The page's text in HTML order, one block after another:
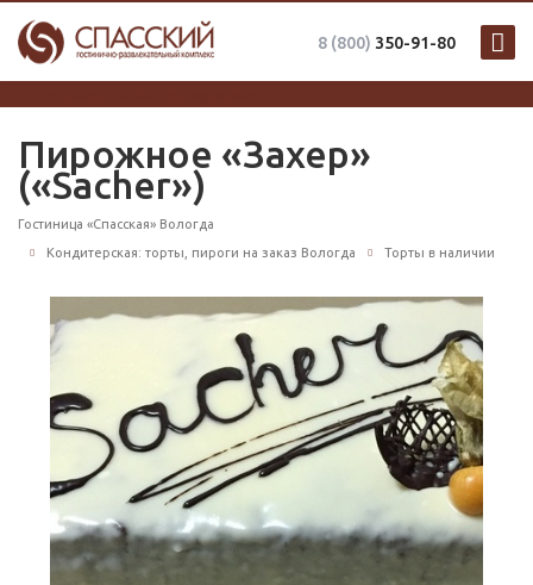
8 (800) 350-91-80
Пирожное «Захер»
(«Sacher»)
Гостиница «Спасская» Вологда
Кондитерская: торты, пироги на заказ Вологда
Торты в наличии